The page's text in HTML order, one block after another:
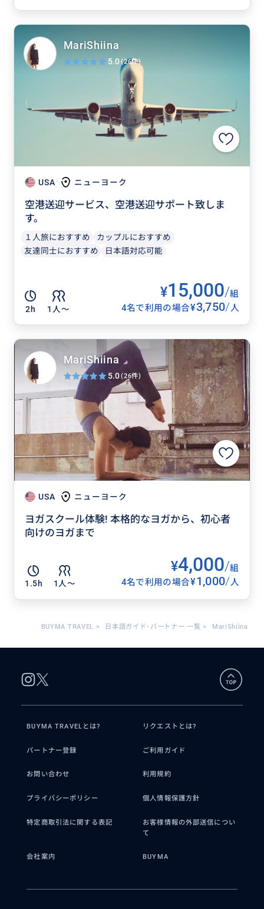
USA ニューヨーク
空港送迎サービス、空港送迎サポート致しま
す。
１人旅におすすめ
カップルにおすすめ
友達同士におすすめ
日本語対応可能
2h 1人〜
¥15,000/組
4名で利用の場合¥3,750/人
MariShiina
5.0(26件)
USA ニューヨーク
ヨガスクール体験! 本格的なヨガから、初心者
向けのヨガまで
1.5h 1人〜
¥4,000/組
4名で利用の場合¥1,000/人
MariShiina
5.0(26件)
BUYMA TRAVEL > 日本語ガイド･パートナー 一覧 > MariShiina
BUYMA TRAVELとは? リクエストとは?
パートナー登録 ご利用ガイド
お問い合わせ 利用規約
プライバシーポリシー 個人情報保護方針
特定商取引法に関する表記
お客様情報の外部送信につい
て
会社案内 BUYMA